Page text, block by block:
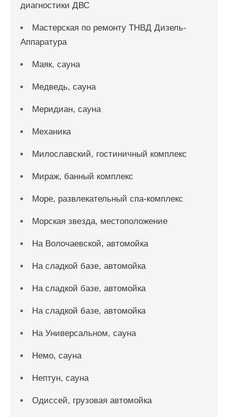
диагностики ДВС
Мастерская по ремонту ТНВД Дизель-
Аппаратура
Маяк, сауна
Медведь, сауна
Меридиан, сауна
Механика
Милославский, гостиничный комплекс
Мираж, банный комплекс
Море, развлекательный спа-комплекс
Морская звезда, местоположение
На Волочаевской, автомойка
На сладкой базе, автомойка
На сладкой базе, автомойка
На сладкой базе, автомойка
На Универсальном, сауна
Немо, сауна
Нептун, сауна
Одиссей, грузовая автомойка